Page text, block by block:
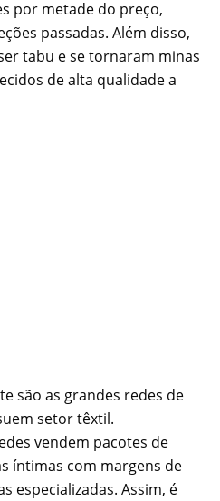
por metade do preço,
passadas. Além disso,
tabu e se tornaram minas
de alta qualidade a
são as grandes redes de
setor têxtil.
vendem pacotes de
íntimas com margens de
especializadas. Assim, é